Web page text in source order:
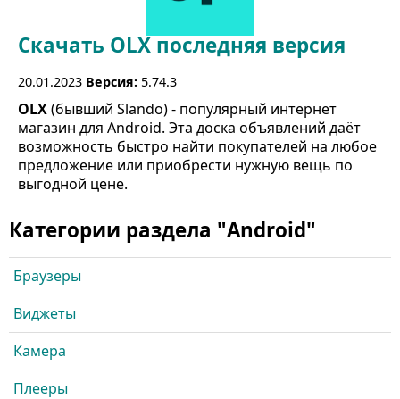
Скачать OLX последняя версия
20.01.2023 Версия: 5.74.3
OLX(бывший Slando) - популярный интернет
магазин для Android. Эта доска объявлений даёт
возможность быстро найти покупателей на любое
предложение или приобрести нужную вещь по
выгодной цене.
Категории раздела "Android"
Браузеры
Виджеты
Камера
Плееры